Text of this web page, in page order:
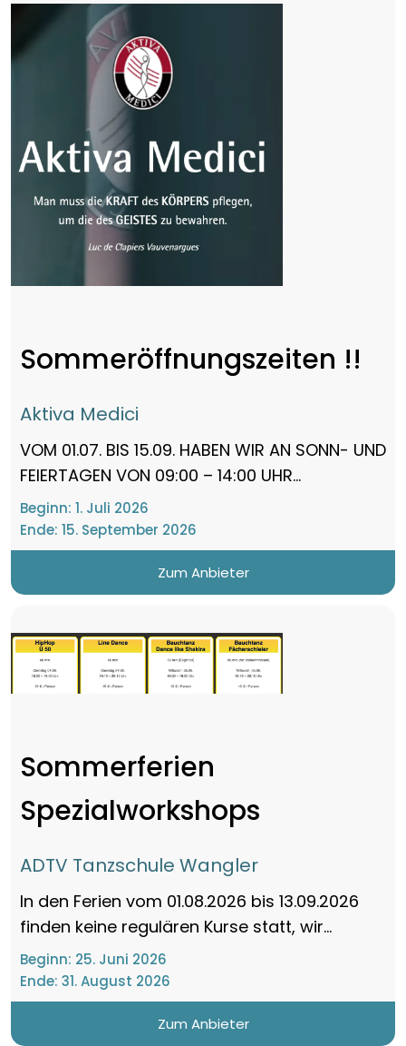
Sommeröffnungszeiten !!
Aktiva Medici
VOM 01.07. BIS 15.09. HABEN WIR AN SONN- UND
FEIERTAGEN VON 09:00 – 14:00 UHR...
Beginn: 1. Juli 2026
Ende: 15. September 2026
Zum Anbieter
Sommerferien
Spezialworkshops
ADTV Tanzschule Wangler
In den Ferien vom 01.08.2026 bis 13.09.2026
finden keine regulären Kurse statt, wir...
Beginn: 25. Juni 2026
Ende: 31. August 2026
Zum Anbieter